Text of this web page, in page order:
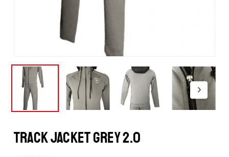
TRACK JACKET GREY 2.0